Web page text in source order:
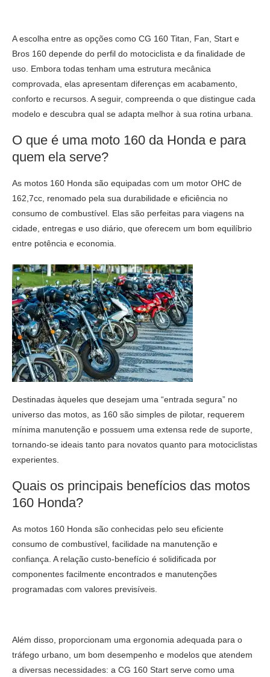
A escolha entre as opções como CG 160 Titan, Fan, Start e
Bros 160 depende do perfil do motociclista e da finalidade de
uso. Embora todas tenham uma estrutura mecânica
comprovada, elas apresentam diferenças em acabamento,
conforto e recursos. A seguir, compreenda o que distingue cada
modelo e descubra qual se adapta melhor à sua rotina urbana.
O que é uma moto 160 da Honda e para
quem ela serve?
As motos 160 Honda são equipadas com um motor OHC de
162,7cc, renomado pela sua durabilidade e eficiência no
consumo de combustível. Elas são perfeitas para viagens na
cidade, entregas e uso diário, que oferecem um bom equilíbrio
entre potência e economia.
Destinadas àqueles que desejam uma “entrada segura” no
universo das motos, as 160 são simples de pilotar, requerem
mínima manutenção e possuem uma extensa rede de suporte,
tornando-se ideais tanto para novatos quanto para motociclistas
experientes.
Quais os principais benefícios das motos
160 Honda?
As motos 160 Honda são conhecidas pelo seu eficiente
consumo de combustível, facilidade na manutenção e
confiança. A relação custo-benefício é solidificada por
componentes facilmente encontrados e manutenções
programadas com valores previsíveis.
Além disso, proporcionam uma ergonomia adequada para o
tráfego urbano, um bom desempenho e modelos que atendem
a diversas necessidades: a CG 160 Start serve como uma